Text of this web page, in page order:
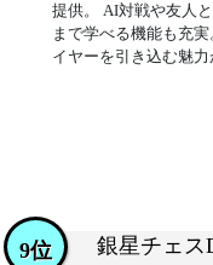
提供。 AI対戦や友人
まで学べる機能も充
イヤーを引き込む魅力
銀星チェス
9位